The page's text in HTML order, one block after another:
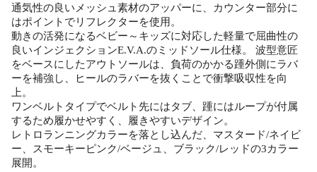
通気性の良いメッシュ素材のアッパーに、カウンター部分に
はポイントでリフレクターを使用。
動きの活発になるベビー～キッズに対応した軽量で屈曲性の
良いインジェクションE.V.A.のミッドソール仕様。 波型意匠
をベースにしたアウトソールは、負荷のかかる踵外側にラバ
ーを補強し、ヒールのラバーを抜くことで衝撃吸収性を向
上。
ワンベルトタイプでベルト先にはタブ、踵にはループが付属
するため履かせやすく、履きやすいデザイン。
レトロランニングカラーを落とし込んだ、マスタード/ネイビ
ー、スモーキーピンク/ベージュ、ブラック/レッドの3カラー
展開。